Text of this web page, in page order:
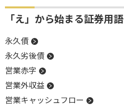
「え」から始まる証券用語
永久債
永久劣後債
営業赤字
営業外収益
営業キャッシュフロー